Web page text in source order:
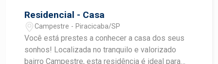
Residencial - Casa
Campestre - Piracicaba/SP
Você está prestes a conhecer a casa dos seus
sonhos! Localizada no tranquilo e valorizado
bairro Campestre, esta residência é ideal para